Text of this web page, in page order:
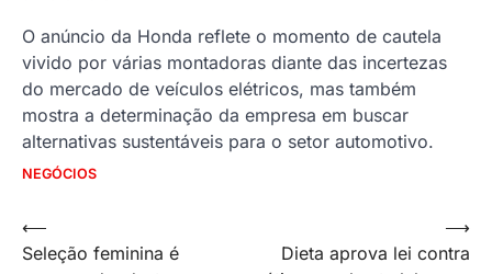
O anúncio da Honda reflete o momento de cautela
vivido por várias montadoras diante das incertezas
do mercado de veículos elétricos, mas também
mostra a determinação da empresa em buscar
alternativas sustentáveis para o setor automotivo.
NEGÓCIOS
Navegação
de
⟵
Seleção feminina é
Dieta aprova lei contra
⟶